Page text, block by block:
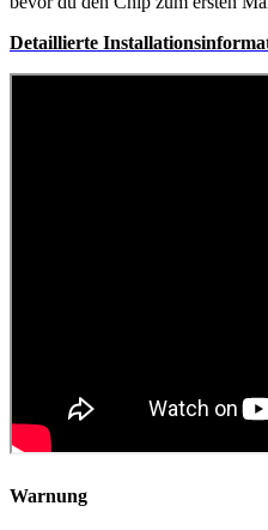
Detaillierte
Warnung